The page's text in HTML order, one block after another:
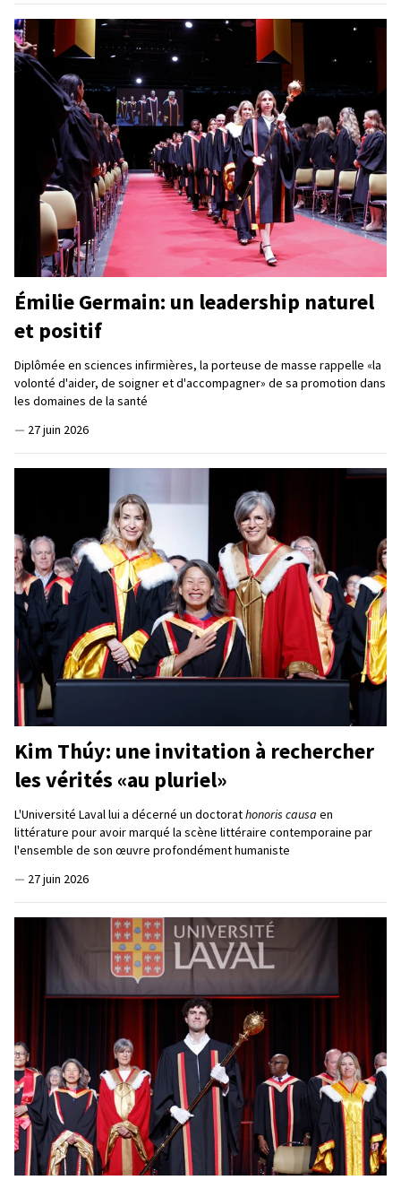
Émilie Germain: un leadership naturel
et positif
Diplômée en sciences infirmières, la porteuse de masse rappelle «la
volonté d'aider, de soigner et d'accompagner» de sa promotion dans
les domaines de la santé
— 27 juin 2026
Kim Thúy: une invitation à rechercher
les vérités «au pluriel»
L'Université Laval lui a décerné un doctorathonoris causa en
littérature pour avoir marqué la scène littéraire contemporaine par
l'ensemble de son œuvre profondément humaniste
— 27 juin 2026